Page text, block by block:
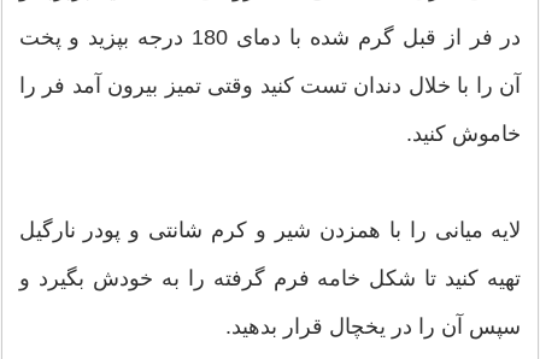
در فر از قبل گرم شده با دمای 180 درجه بپزید و پخت
آن را با خلال دندان تست کنید وقتی تمیز بیرون آمد فر را
خاموش کنید.
لایه میانی را با همزدن شیر و کرم شانتی و پودر نارگیل
تهیه کنید تا شکل خامه فرم گرفته را به خودش بگیرد و
سپس آن را در یخچال قرار بدهید.